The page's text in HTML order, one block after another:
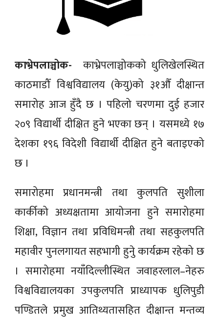
काभ्रेपलाञ्चोक-
काभ्रेपलाञ्चोकको धुलिखेलस्थित
काठमाडौँ विश्वविद्यालय (केयु)को ३१औँ दीक्षान्त
समारोह आज हुँदै छ । पहिलो चरणमा दुई हजार
२०९ विद्यार्थी दीक्षित हुने भएका छन् । यसमध्ये १७
देशका १९६ विदेशी विद्यार्थी दीक्षित हुने बताइएको
छ ।
समारोहमा प्रधानमन्त्री तथा कुलपति सुशीला
कार्कीको अध्यक्षतामा आयोजना हुने समारोहमा
शिक्षा, विज्ञान तथा प्रविधिमन्त्री तथा सहकुलपति
महावीर पुनलगायत सहभागी हुनेु कार्यक्रम रहेको छ
। समारोहमा नयाँदिल्लीस्थित जवाहरलाल–नेहरु
विश्वविद्यालयका उपकुलपति प्राध्यापक धुलिपुडी
पण्डितले प्रमुख आतिथ्यतासहित दीक्षान्त मन्तव्य